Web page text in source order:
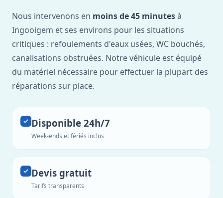
Nous intervenons en moins de 45 minutesà
Ingooigem et ses environs pour les situations
critiques : refoulements d'eaux usées, WC bouchés,
canalisations obstruées. Notre véhicule est équipé
du matériel nécessaire pour effectuer la plupart des
réparations sur place.
Disponible 24h/7
Week-ends et fériés inclus
Devis gratuit
Tarifs transparents